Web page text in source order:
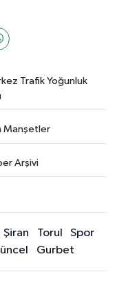
Trafik Yoğunluk
Manşetler
Arşivi
Şiran Torul
Spor
Gurbet